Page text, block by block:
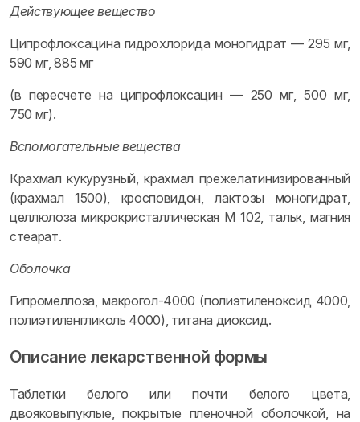
Действующее вещество
Ципрофлоксацина гидрохлорида моногидрат — 295 мг,
590 мг, 885 мг
(в пересчете на ципрофлоксацин — 250 мг, 500 мг,
750 мг).
Вспомогательные вещества
Крахмал кукурузный, крахмал прежелатинизированный
(крахмал 1500), кросповидон, лактозы моногидрат,
целлюлоза микрокристаллическая М 102, тальк, магния
стеарат.
Оболочка
Гипромеллоза, макрогол-4000 (полиэтиленоксид 4000,
полиэтиленгликоль 4000), титана диоксид.
Описание лекарственной формы
Таблетки белого или почти белого цвета,
двояковыпуклые, покрытые пленочной оболочкой, на